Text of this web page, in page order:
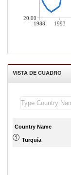
1988 1993
20.00
VISTA DE CUADRO
Country Name
Turquía